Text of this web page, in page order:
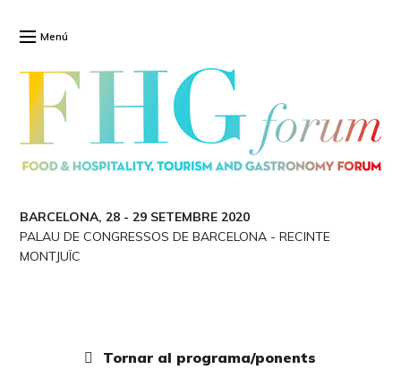
Menú
BARCELONA, 28 -29 SETEMBRE 2020
PALAU DE CONGRESSOS DE BARCELONA -RECINTE
MONTJUÏC
Tornar al programa/ponents